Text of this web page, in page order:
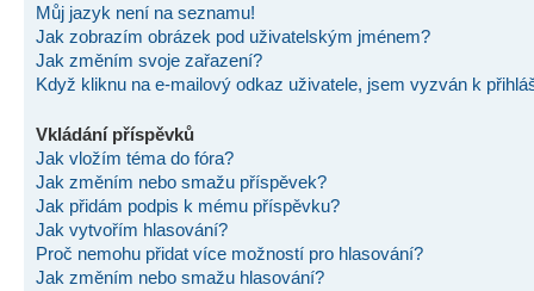
Můj jazyk není na seznamu!
Jak zobrazím obrázek pod uživatelským jménem?
Jak změním svoje zařazení?
Když kliknu na e-mailový odkaz uživatele, jsem vyzván k
Vkládání příspěvků
Jak vložím téma do fóra?
Jak změním nebo smažu příspěvek?
Jak přidám podpis k mému příspěvku?
Jak vytvořím hlasování?
Proč nemohu přidat více možností pro hlasování?
Jak změním nebo smažu hlasování?